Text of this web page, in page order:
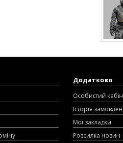
Додатково
Особистий
Історія
Мої закладки
Розсилка новин